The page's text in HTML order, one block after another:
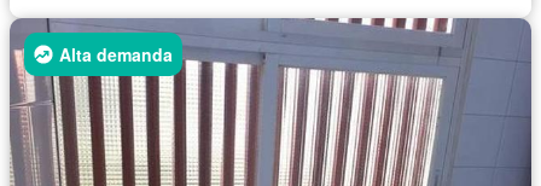
Alta demanda